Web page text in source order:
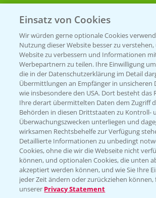
Presse
Vegetables Deutschland
Infos
LINKS
Apps
Wetter Aktuell
BROSCHÜREN
Ackerbau
Saatgut
Einsatz von Cookies
Wir würden gerne optionale Cookies
Nutzung dieser Website besser zu verstehen,
Website zu verbessern und Informationen
Werbepartnern zu teilen. Ihre Einwilligung
die in der Datenschutzerklärung im Detail
Übermittlungen an Empfänger in unsicheren
wie insbesondere den USA. Dort besteht das
Ihre derart übermittelten Daten dem Zugriff
Behörden in diesen Drittstaaten zu Kontroll-
Überwachungszwecken unterliegen und
wirksamen Rechtsbehelfe zur Verfügung
Detaillierte Informationen zu unbedingt
Cookies, ohne die wir die Webseite nicht
können, und optionalen Cookies, die unten
akzeptiert werden können, und wie Sie Ihre
jeder Zeit ändern oder zurückziehen können,
unserer Privacy Statement